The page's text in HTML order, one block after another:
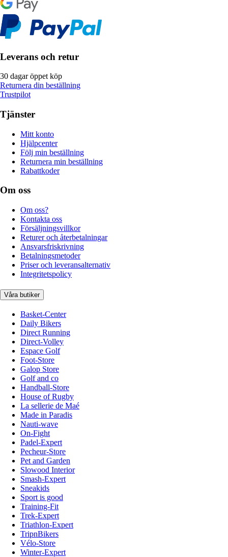
Leverans och retur
30 dagar öppet köp
Returnera din beställning
Trustpilot
Tjänster
Mitt konto
Hjälpcenter
Följ min beställning
Returnera min beställning
Rabattkoder
Om oss
Om oss?
Kontakta oss
Försäljningsvillkor
Returer och återbetalningar
Ansvarsfriskrivning
Betalningsmetoder
Priser och leveransalternativ
Integritetspolicy
Våra butiker
Basket-Center
Daily Bikers
Direct Running
Direct-Volley
Espace Golf
Foot-Store
Galop Store
Golf and co
Handball-Store
House of Rugby
La sellerie de Maé
Made in Paradis
Nauti-wave
On-Fight
Padel-Expert
Pecheur-Store
Pet and Garden
Slowood Interior
Smash-Expert
Sneakids
Sport is good
Training-Fit
Trek-Expert
Triathlon-Expert
TripnBikers
Vélo-Store
Winter-Expert